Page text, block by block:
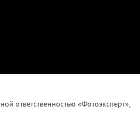
ответственностью «Фотоэксперт»,